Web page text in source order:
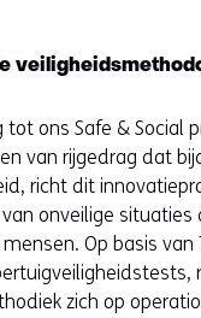
ons Safe & Social
van rijgedrag dat
richt dit
onveilige situaties
Op basis van
zich op